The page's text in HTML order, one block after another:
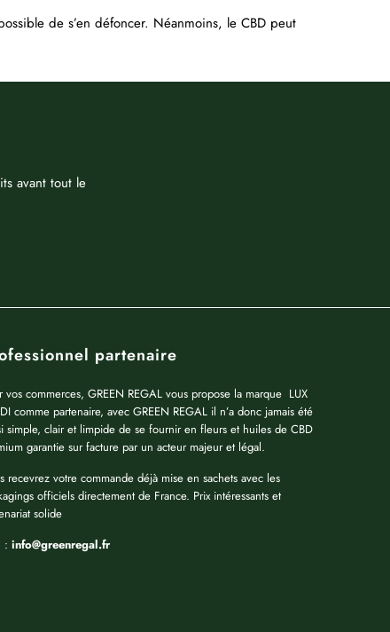
de s’en défoncer. Néanmoins, le CBD peut
avant tout le
partenaire
vos commerces, GREEN REGAL vous propose la marque LUX
comme partenaire, avec GREEN REGAL il n’a donc jamais été
simple, clair et limpide de se fournir en fleurs et huiles de CBD
garantie sur facture par un acteur majeur et légal.
recevrez votre commande déjà mise en sachets avec les
officiels directement de France. Prix intéressants et
solide
: info@greenregal.fr